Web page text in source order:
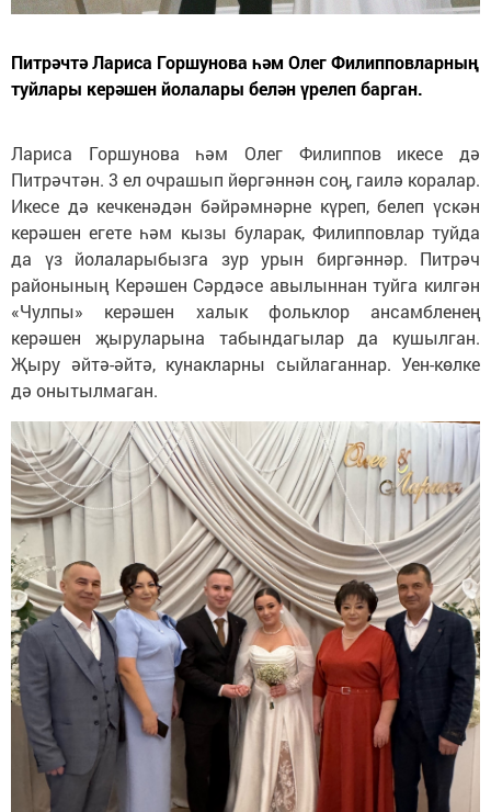
Питрәчтә Лариса Горшунова һәм Олег Филипповларның
туйлары керәшен йолалары белән үрелеп барган.
Лариса Горшунова һәм Олег Филиппов икесе дә
Питрәчтән. 3 ел очрашып йөргәннән соң, гаилә коралар.
Икесе дә кечкенәдән бәйрәмнәрне күреп, белеп үскән
керәшен егете һәм кызы буларак, Филипповлар туйда
да үз йолаларыбызга зур урын биргәннәр. Питрәч
районының Керәшен Сәрдәсе авылыннан туйга килгән
«Чулпы» керәшен халык фольклор ансамбленең
керәшен җыруларына табындагылар да кушылган.
Җыру әйтә-әйтә, кунакларны сыйлаганнар. Уен-көлке
дә онытылмаган.